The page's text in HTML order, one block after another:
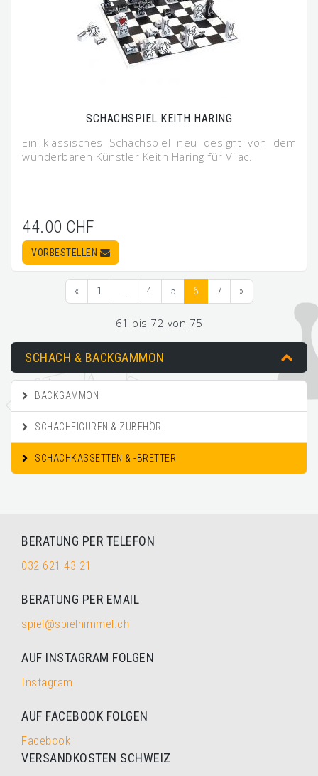
SCHACHSPIEL KEITH HARING
Ein klassisches Schachspiel neu designt von dem
wunderbaren Künstler Keith Haring für Vilac.
44.00 CHF
VORBESTELLEN
« 1 ... 4 5 6 7 »
61 bis 72 von 75
SCHACH & BACKGAMMON
BACKGAMMON
SCHACHFIGUREN & ZUBEHÖR
SCHACHKASSETTEN & -BRETTER
BERATUNG PER TELEFON
032 621 43 21
BERATUNG PER EMAIL
spiel@spielhimmel.ch
AUF INSTAGRAM FOLGEN
Instagram
AUF FACEBOOK FOLGEN
Facebook
VERSANDKOSTEN SCHWEIZ